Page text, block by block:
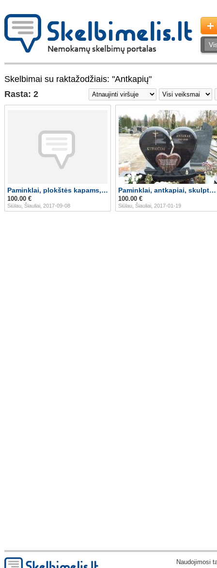
Skelbimai su raktažodžiais: "Antkapių"
Rasta: 2
Paminklai, plokštės kapams, skulptūros
100.00 €
Siūlau, Šiauliai, 2017-09-08
Paminklai, antkapiai, skulptūros, plokštės kapa
100.00 €
Siūlau, Šiauliai, 2017-01-19
Naudojimosi